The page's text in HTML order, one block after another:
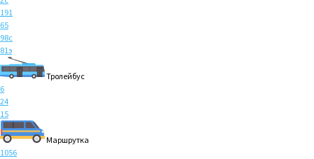
191
65
98с
81э
Тролейбус
6
24
15
Маршрутка
1056